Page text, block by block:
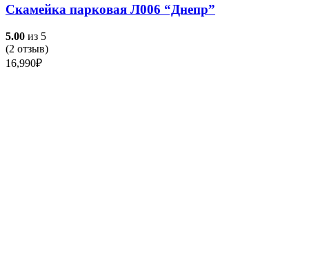
Скамейка парковая Л006 “Днепр”
5.00 из 5
(2 отзыв)
16,990₽